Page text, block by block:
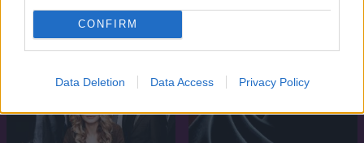
CONFIRM
Data Deletion Data Access Privacy Policy
SOROZAT